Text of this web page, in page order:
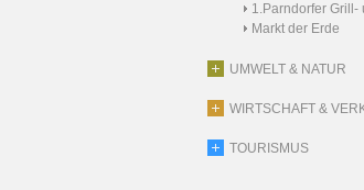
1.Parndorfer Grill-
Markt der Erde
UMWELT & NATUR
WIRTSCHAFT &
TOURISMUS